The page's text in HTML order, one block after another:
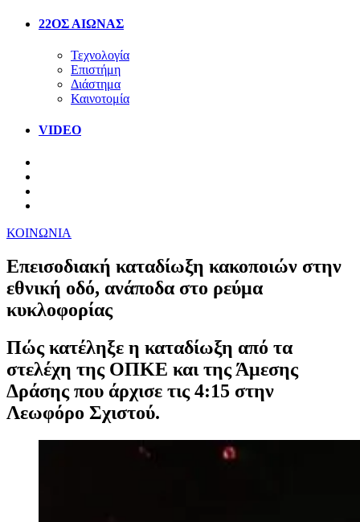
22ΟΣ ΑΙΩΝΑΣ
Τεχνολογία
Επιστήμη
Διάστημα
Καινοτομία
VIDEO
ΚΟΙΝΩΝΙΑ
Επεισοδιακή καταδίωξη κακοποιών στην
εθνική οδό, ανάποδα στο ρεύμα
κυκλοφορίας
Πώς κατέληξε η καταδίωξη από τα
στελέχη της ΟΠΚΕ και της Άμεσης
Δράσης που άρχισε τις 4:15 στην
Λεωφόρο Σχιστού.